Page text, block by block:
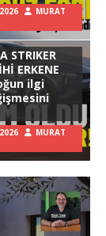
MURAT
STRIKER
ERKENE
ilgi
MURAT